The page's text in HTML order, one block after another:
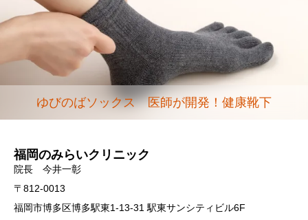
ゆびのばソックス 医師が開発！健康靴下
福岡のみらいクリニック
院長 今井一彰
〒812-0013
福岡市博多区博多駅東1-13-31 駅東サンシティビル6F